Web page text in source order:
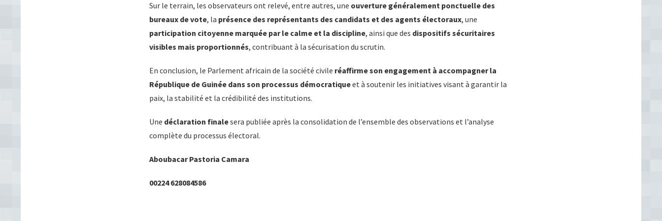
Sur le terrain, les observateurs ont relevé, entre autres, une ouverture généralement ponctuelle des
bureaux de vote, la présence des représentants des candidats et des agents électoraux, une
participation citoyenne marquée par le calme et la discipline, ainsi que des dispositifs sécuritaires
visibles mais proportionnés, contribuant à la sécurisation du scrutin.
En conclusion, le Parlement africain de la société civile réaffirme son engagement à accompagner la
République de Guinée dans son processus démocratiqueet à soutenir les initiatives visant à garantir la
paix, la stabilité et la crédibilité des institutions.
Une déclaration finalesera publiée après la consolidation de l’ensemble des observations et l’analyse
complète du processus électoral.
Aboubacar Pastoria Camara
00224 628084586